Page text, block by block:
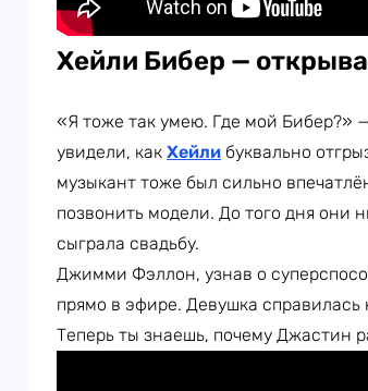
Хейли Бибер —
«Я тоже так умею. Где мой Бибер?»
увидели, как Хейли буквально
музыкант тоже был сильно
позвонить модели. До того дня они
сыграла свадьбу.
Джимми Фэллон, узнав о
прямо в эфире. Девушка справилась
Теперь ты знаешь, почему Джастин